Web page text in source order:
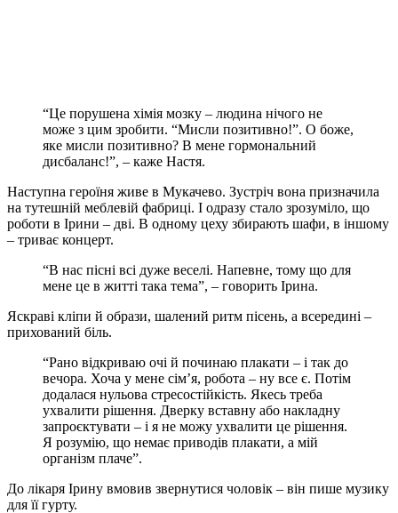
“Це порушена хімія мозку – людина нічого не
може з цим зробити. “Мисли позитивно!”. О боже,
яке мисли позитивно? В мене гормональний
дисбаланс!”, – каже Настя.
Наступна героїня живе в Мукачево. Зустріч вона призначила
на тутешній меблевій фабриці. І одразу стало зрозуміло, що
роботи в Ірини – дві. В одному цеху збирають шафи, в іншому
– триває концерт.
“В нас пісні всі дуже веселі. Напевне, тому що для
мене це в житті така тема”, – говорить Ірина.
Яскраві кліпи й образи, шалений ритм пісень, а всередині –
прихований біль.
“Рано відкриваю очі й починаю плакати – і так до
вечора. Хоча у мене сім’я, робота – ну все є. Потім
додалася нульова стресостійкість. Якесь треба
ухвалити рішення. Дверку вставну або накладну
запроєктувати – і я не можу ухвалити це рішення.
Я розумію, що немає приводів плакати, а мій
організм плаче”.
До лікаря Ірину вмовив звернутися чоловік – він пише музику
для її гурту.